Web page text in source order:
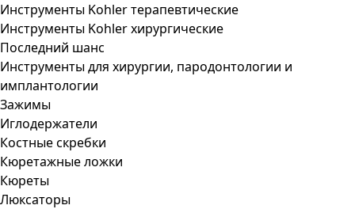
Инструменты Kohler терапевтические
Инструменты Kohler хирургические
Последний шанс
Инструменты для хирургии, пародонтологии и
имплантологии
Зажимы
Иглодержатели
Костные скребки
Кюретажные ложки
Кюреты
Люксаторы